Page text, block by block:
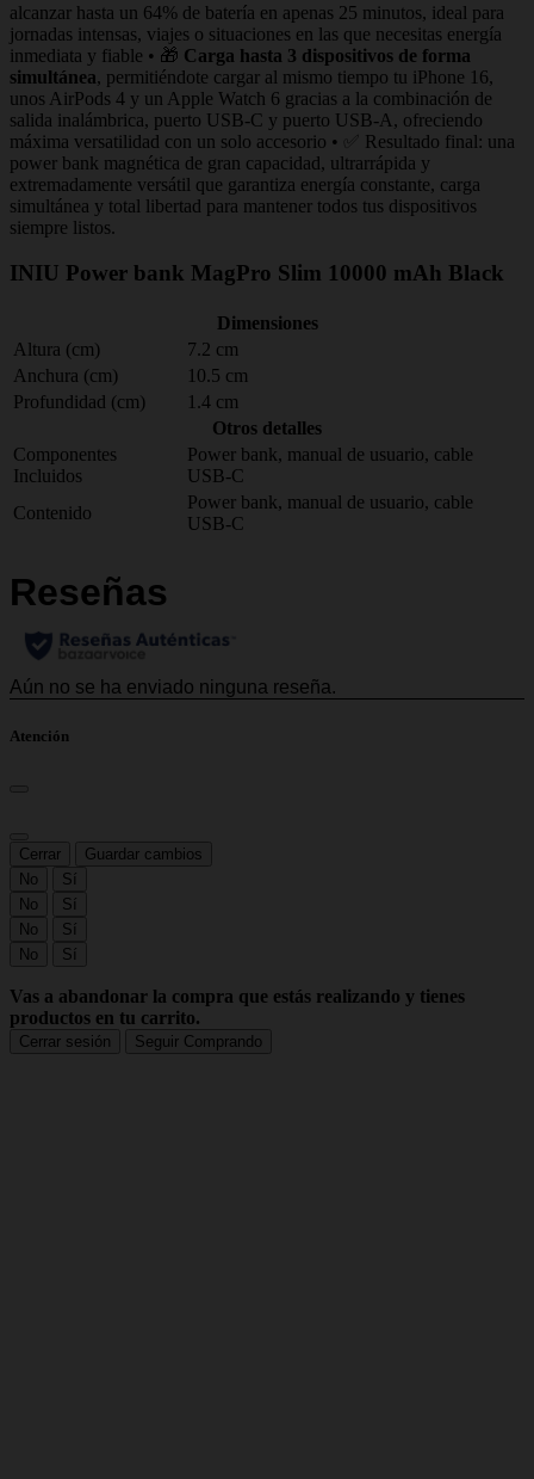
alcanzar hasta un 64% de batería en apenas 25 minutos, ideal para
jornadas intensas, viajes o situaciones en las que necesitas energía
inmediata y fiable • 🎁 Carga hasta 3 dispositivos de forma
simultánea, permitiéndote cargar al mismo tiempo tu iPhone 16,
unos AirPods 4 y un Apple Watch 6 gracias a la combinación de
salida inalámbrica, puerto USB-C y puerto USB-A, ofreciendo
máxima versatilidad con un solo accesorio • ✅ Resultado final: una
power bank magnética de gran capacidad, ultrarrápida y
extremadamente versátil que garantiza energía constante, carga
simultánea y total libertad para mantener todos tus dispositivos
siempre listos.
INIU Power bank MagPro Slim 10000 mAh Black
Dimensiones
Altura (cm)
7.2 cm
Anchura (cm)
10.5 cm
Profundidad (cm)
1.4 cm
Otros detalles
Componentes
Incluidos
Power bank, manual de usuario, cable
USB-C
Contenido
Power bank, manual de usuario, cable
USB-C
Atención
Cerrar
Guardar cambios
No
Sí
No
Sí
No
Sí
No
Sí
Vas a abandonar la compra que estás realizando y tienes
productos en tu carrito.
Cerrar sesión Seguir Comprando